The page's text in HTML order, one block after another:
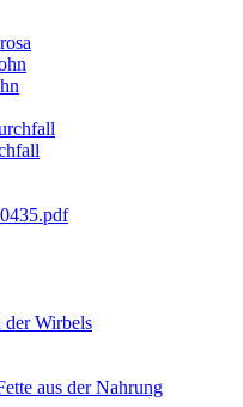
der Wirbels
aus der Nahrung